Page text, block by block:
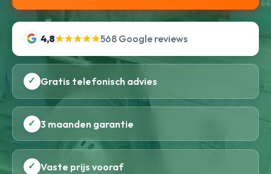
4,8★★★★★568 Google reviews
✓ Gratis telefonisch advies
✓ 3 maanden garantie
✓ Vaste prijs vooraf